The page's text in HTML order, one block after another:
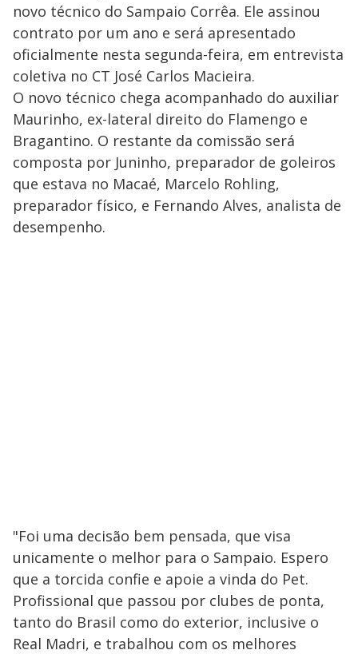
novo técnico do Sampaio Corrêa. Ele assinou
contrato por um ano e será apresentado
oficialmente nesta segunda-feira, em entrevista
coletiva no CT José Carlos Macieira.
O novo técnico chega acompanhado do auxiliar
Maurinho, ex-lateral direito do Flamengo e
Bragantino. O restante da comissão será
composta por Juninho, preparador de goleiros
que estava no Macaé, Marcelo Rohling,
preparador físico, e Fernando Alves, analista de
desempenho.
"Foi uma decisão bem pensada, que visa
unicamente o melhor para o Sampaio. Espero
que a torcida confie e apoie a vinda do Pet.
Profissional que passou por clubes de ponta,
tanto do Brasil como do exterior, inclusive o
Real Madri, e trabalhou com os melhores